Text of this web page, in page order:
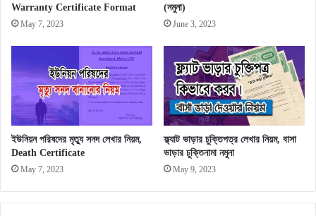
Warranty Certificate Format
May 7, 2023
(নমুনা)
June 3, 2023
ইউনিয়ন পরিষদের মৃত্যু সনদ লেখার নিয়ম,
Death Certificate
May 7, 2023
ফ্ল্যাট ভাড়ার চুক্তিপত্র লেখার নিয়ম, বাসা
ভাড়ার চুক্তিনামা নমুনা
May 9, 2023